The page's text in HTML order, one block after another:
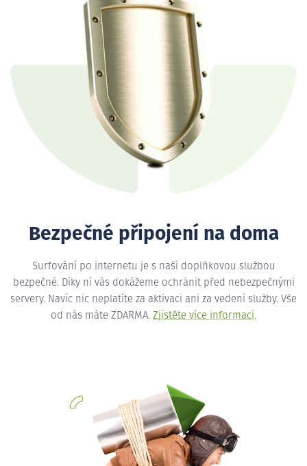
Bezpečné připojení na doma
Surfování po internetu je s naší doplňkovou službou
bezpečné. Díky ní vás dokážeme ochránit před nebezpečnými
servery. Navíc nic neplatíte za aktivaci ani za vedení služby. Vše
od nás máte ZDARMA. Zjistěte více informací.